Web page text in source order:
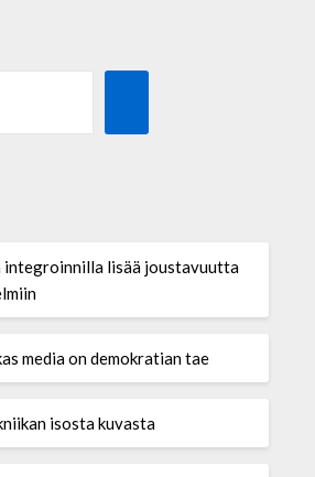
lisää joustavuutta
media on demokratian tae
isosta kuvasta